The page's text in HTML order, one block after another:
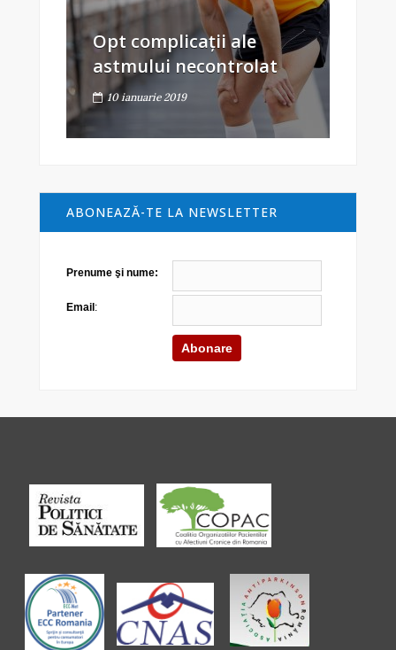
Opt complicații ale
astmului necontrolat
10 ianuarie 2019
ABONEAZĂ-TE LA NEWSLETTER
Prenume şi nume:
Email :